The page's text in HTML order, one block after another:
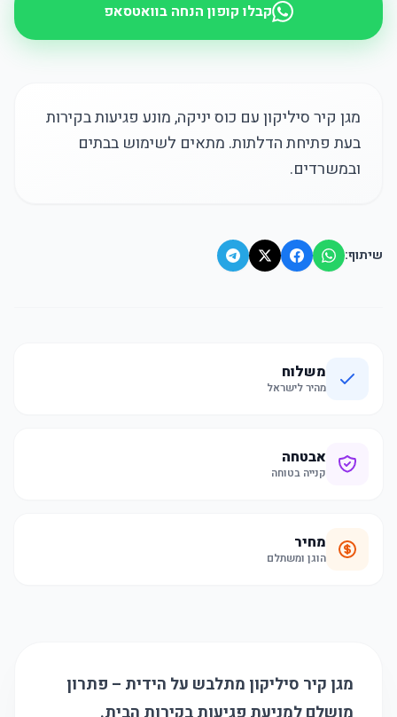
קבלו קופון הנחה בוואטסאפ
מגן קיר סיליקון עם כוס יניקה, מונע פגיעות בקירות
בעת פתיחת הדלתות. מתאים לשימוש בבתים
ובמשרדים.
שיתוף:
משלוח
מהיר לישראל
אבטחה
קנייה בטוחה
מחיר
הוגן ומשתלם
מגן קיר סיליקון מתלבש על הידית – פתרון